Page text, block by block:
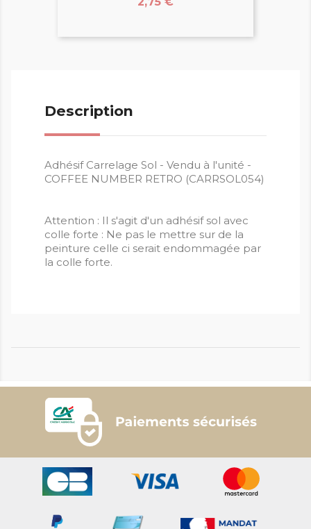
Description
Adhésif Carrelage Sol - Vendu à l'unité -
COFFEE NUMBER RETRO (CARRSOL054)
Attention : Il s'agit d'un adhésif sol avec
colle forte : Ne pas le mettre sur de la
peinture celle ci serait endommagée par
la colle forte.